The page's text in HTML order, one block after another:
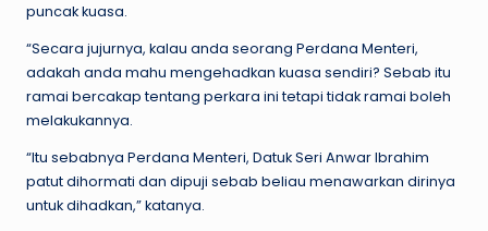
puncak kuasa.
“Secara jujurnya, kalau anda seorang Perdana Menteri,
adakah anda mahu mengehadkan kuasa sendiri? Sebab itu
ramai bercakap tentang perkara ini tetapi tidak ramai boleh
melakukannya.
“Itu sebabnya Perdana Menteri, Datuk Seri Anwar Ibrahim
patut dihormati dan dipuji sebab beliau menawarkan dirinya
untuk dihadkan,” katanya.